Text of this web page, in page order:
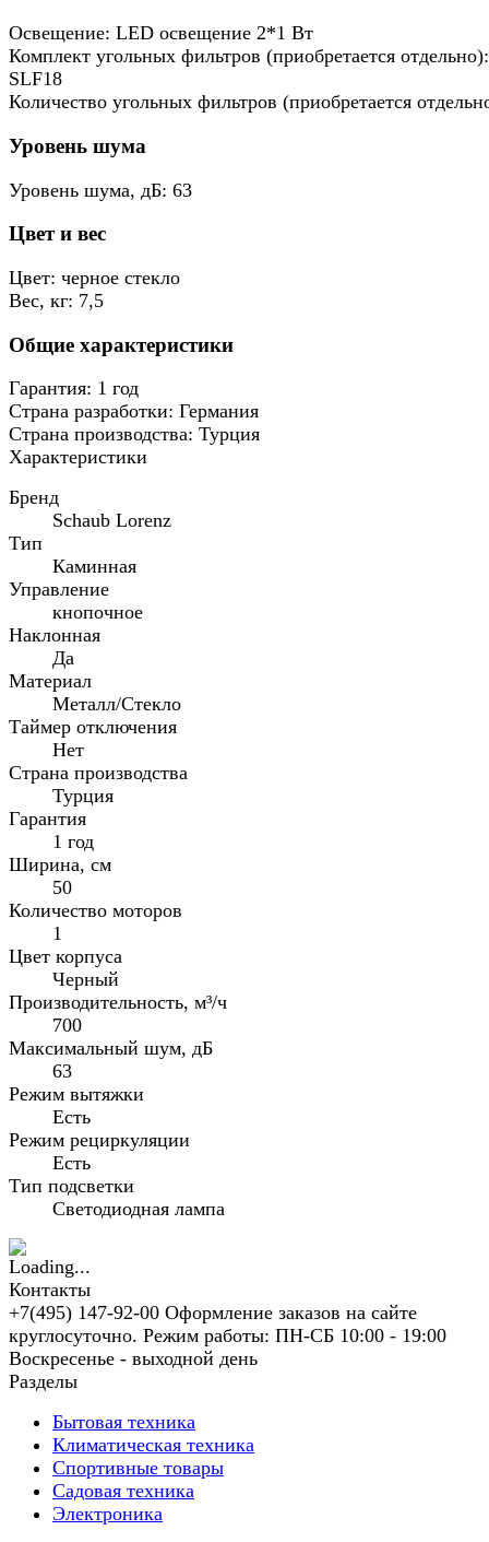
Освещение: LED освещение 2*1 Вт
Комплект угольных фильтров (приобретается отдельно):
SLF18
Количество угольных фильтров (приобретается
Уровень шума
Уровень шума, дБ: 63
Цвет и вес
Цвет: черное стекло
Вес, кг: 7,5
Общие характеристики
Гарантия: 1 год
Страна разработки: Германия
Страна производства: Турция
Характеристики
Бренд
Schaub Lorenz
Тип
Каминная
Управление
кнопочное
Наклонная
Да
Материал
Металл/Стекло
Таймер отключения
Нет
Страна производства
Турция
Гарантия
1 год
Ширина, см
50
Количество моторов
1
Цвет корпуса
Черный
Производительность, м³/ч
700
Максимальный шум, дБ
63
Режим вытяжки
Есть
Режим рециркуляции
Есть
Тип подсветки
Светодиодная лампа
Контакты
+7(495) 147-92-00 Оформление заказов на сайте
круглосуточно. Режим работы: ПН-СБ 10:00 - 19:00
Воскресенье - выходной день
Разделы
Бытовая техника
Климатическая техника
Спортивные товары
Садовая техника
Электроника